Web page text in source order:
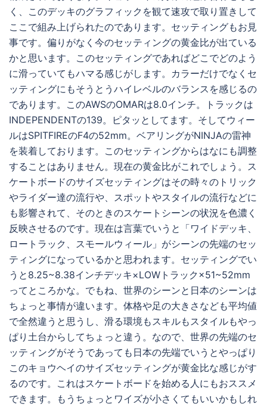
く、このデッキのグラフィックを観て速攻で取り置きして
ここで組み上げられたのであります。セッティングもお見
事です。偏りがなく今のセッティングの黄金比が出ている
かと思います。このセッティングであればどこでどのよう
に滑っていてもハマる感じがします。カラーだけでなくセ
ッティングにもそうとうハイレベルのバランスを感じるの
であります。このAWSのOMARは8.0インチ。トラックは
INDEPENDENTの139。ピタッとしてます。そしてウィー
ルはSPITFIREのF4の52mm。ベアリングがNINJAの雷神
を装着しております。このセッティングからはなにも調整
することはありません。現在の黄金比がこれでしょう。ス
ケートボードのサイズセッティングはその時々のトリック
やライダー達の流行や、スポットやスタイルの流行などに
も影響されて、そのときのスケートシーンの状況を色濃く
反映させるのです。現在は言葉でいうと「ワイドデッキ、
ロートラック、スモールウィール」がシーンの先端のセッ
ティングになっているかと思われます。セッティングでい
うと8.25~8.38インチデッキ×LOWトラック×51~52mm
ってところかな。でもね、世界のシーンと日本のシーンは
ちょっと事情が違います。体格や足の大きさなども平均値
で全然違うと思うし、滑る環境もスキルもスタイルもやっ
ぱり土台からしてちょっと違う。なので、世界の先端のセ
ッティングがそうであっても日本の先端でいうとやっぱり
このキョウヘイのサイズセッティングが黄金比な感じがす
るのです。これはスケートボードを始める人にもおススメ
できます。もうちょっとワイズが小さくてもいいかもしれ